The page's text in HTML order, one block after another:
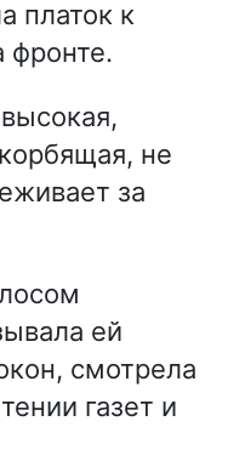
платок к
фронте.
не
за
ей
смотрела
газет и